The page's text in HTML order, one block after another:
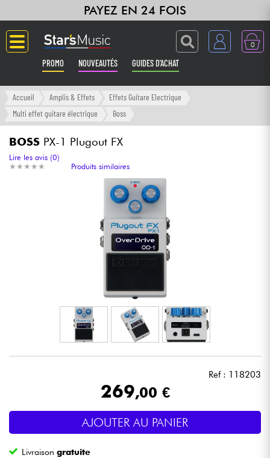
PAYEZ EN 24 FOIS
0
PROMO NOUVEAUTÉS GUIDES D'ACHAT
Langue
Amplis & Effets
Synthés & Sampleurs
Micros & HF
Eclairage
Accueil Amplis & Effets
Effets Guitare Electrique
Multi effet guitare électrique
Boss
BOSS PX-1 Plugout FX
★ ★ ★ ★ ★
★ ★ ★ ★ ★
Lire les avis (0)
Produits similaires
Ref : 118203
269,00 €
AJOUTER AU PANIER
Livraisongratuite